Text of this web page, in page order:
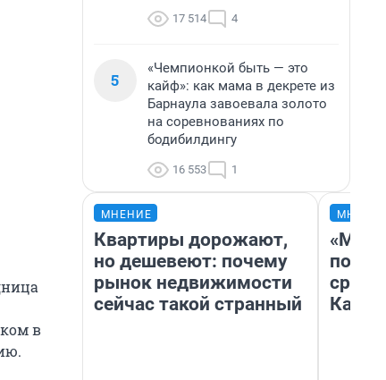
в
17 514 4
5
«Чемпионкой быть — это
кайф»: как мама в декрете из
Барнаула завоевала золото
на соревнованиях по
бодибилдингу
16 553 1
МНЕНИЕ
Квартиры дорожают,
но дешевеют: почему
рынок недвижимости
сейчас такой странный